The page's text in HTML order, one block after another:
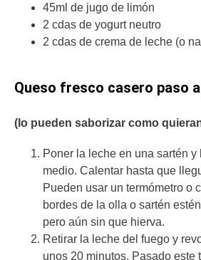
45ml de jugo de limón
2 cdas de yogurt neutro
2 cdas de crema de leche (o
Queso fresco casero paso
(lo pueden saborizar como
Poner la leche en una sartén
medio. Calentar hasta que
Pueden usar un termómetro o
bordes de la olla o sartén
pero aún sin que hierva.
Retirar la leche del fuego y
unos 20 minutos. Pasado este